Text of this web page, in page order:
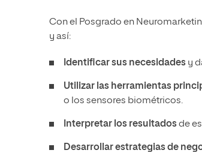
Con el Posgrado en
y así:
Identificar sus necesidades y
Utilizar las herramientas
o los sensores biométricos.
Interpretar los resultadosde
Desarrollar estrategiasde